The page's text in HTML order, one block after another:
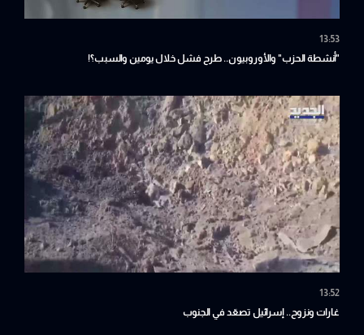
13:53
"أنشطة الحزب" والأوروبيون.. طرح فشل خلال يومين والسبب؟!
13:52
غارات ونزوح.. إسرائيل تصعّد في الجنوب